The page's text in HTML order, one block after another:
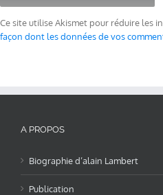
Ce site utilise Akismet pour réduire les
façon dont les données de vos
A PROPOS
Biographie d’alain Lambert
Publication